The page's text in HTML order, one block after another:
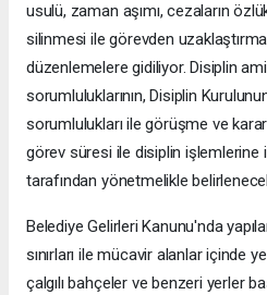
usulü, zaman aşımı, cezaların
silinmesi ile görevden
düzenlemelere gidiliyor. Disiplin
sorumluluklarının, Disiplin
sorumlulukları ile görüşme ve
görev süresi ile disiplin işlemlerine
tarafından yönetmelikle
Belediye Gelirleri Kanunu'nda
sınırları ile mücavir alanlar içinde
çalgılı bahçeler ve benzeri yerler